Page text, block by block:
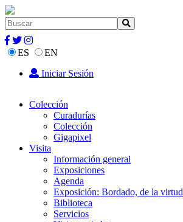
ES
EN
Iniciar Sesión
Colección
Curadurías
Colección
Gigapixel
Visita
Información general
Exposiciones
Agenda
Exposición: Bordado, de la virtud
Biblioteca
Servicios